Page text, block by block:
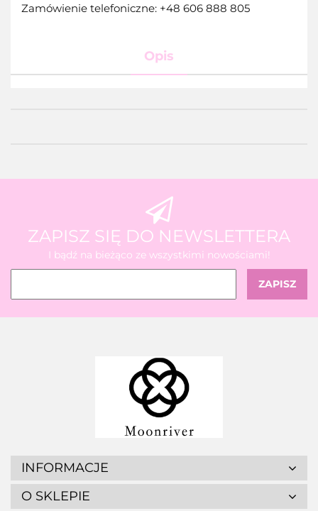
Zamówienie telefoniczne: +48 606 888 805
Opis
ZAPISZ SIĘ DO NEWSLETTERA
I bądź na bieżąco ze wszystkimi nowościami!
INFORMACJE
O SKLEPIE